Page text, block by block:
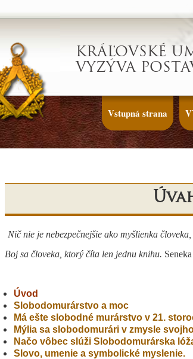
KRÁĽOVSKÉ
VYZÝVA
Vstupná strana
Nič nie je nebezpečnejšie ako myšlienka č
Boj sa človeka, ktorý číta len jednu knihu. Seneka
Úvod
Slobodomurárstvo a moc
Má ešte slobodné murárstvo v 21.
Mýlia sa slobodomurári v zmysle
Načo vôbec slúži Slobodomurárska
Slovo, umenie a symbolické myslenie.